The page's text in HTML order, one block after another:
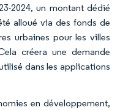
2024, un montant dédié
alloué via des fonds de
urbaines pour les villes
créera une demande
dans les applications
en développement,